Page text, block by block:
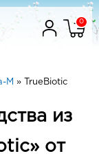
0
М » TrueBiotic
из
от